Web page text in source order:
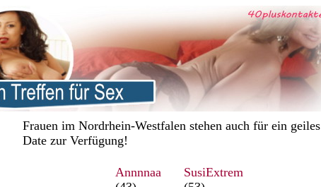
Frauen im Nordrhein-Westfalen stehen auch für ein geiles
Date zur Verfügung!
Annnnaa
SusiExtrem